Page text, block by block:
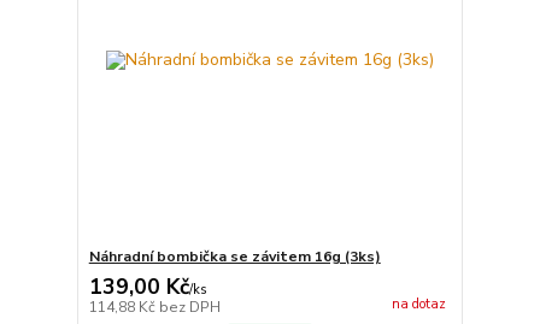
Náhradní bombička se závitem 16g (3ks)
139,00 Kč/ks
114,88 Kč bez DPH na dotaz